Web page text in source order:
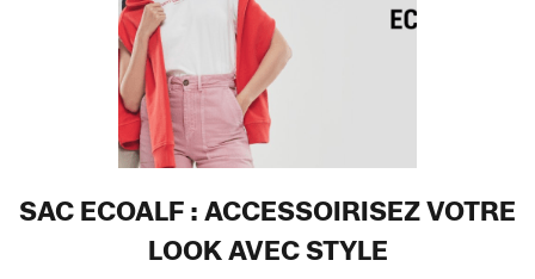
SAC ECOALF : ACCESSOIRISEZ VOTRE
LOOK AVEC STYLE